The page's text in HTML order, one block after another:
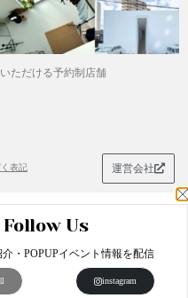
ただける予約制店舗
表記 運営会社
Follow Us
・POPUPイベント情報を配信
instagram